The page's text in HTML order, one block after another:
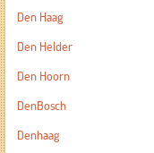
Den Haag
Den Helder
Den Hoorn
DenBosch
Denhaag